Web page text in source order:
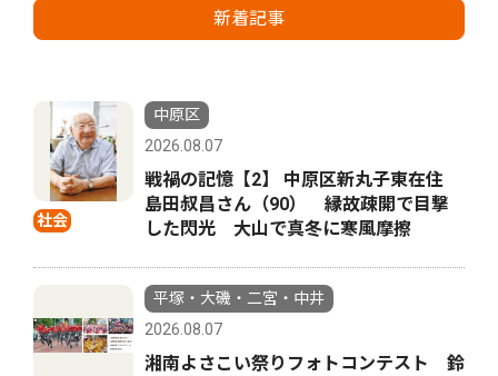
新着記事
社会
中原区
2026.08.07
戦禍の記憶【2】 中原区新丸子東在住
島田叔昌さん（90） 縁故疎開で目撃
した閃光 大山で真冬に寒風摩擦
平塚・大磯・二宮・中井
2026.08.07
湘南よさこい祭りフォトコンテスト 鈴